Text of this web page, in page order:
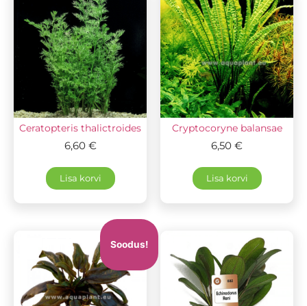
Ceratopteris thalictroides
6,60 €
Lisa korvi
Cryptocoryne balansae
6,50 €
Lisa korvi
Soodus!